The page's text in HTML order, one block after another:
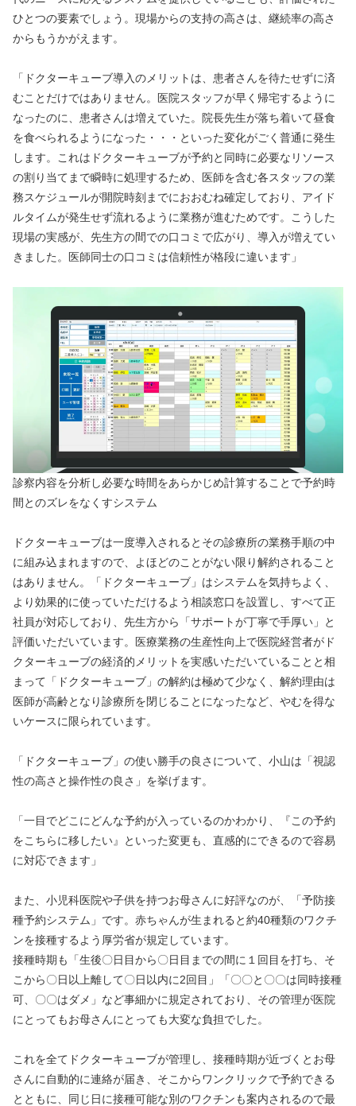
ひとつの要素でしょう。現場からの支持の高さは、継続率の高さ
からもうかがえます。
「ドクターキューブ導入のメリットは、患者さんを待たせずに済
むことだけではありません。医院スタッフが早く帰宅するように
なったのに、患者さんは増えていた。院長先生が落ち着いて昼食
を食べられるようになった・・・といった変化がごく普通に発生
します。これはドクターキューブが予約と同時に必要なリソース
の割り当てまで瞬時に処理するため、医師を含む各スタッフの業
務スケジュールが開院時刻までにおおむね確定しており、アイド
ルタイムが発生せず流れるように業務が進むためです。こうした
現場の実感が、先生方の間での口コミで広がり、導入が増えてい
きました。医師同士の口コミは信頼性が格段に違います」
診察内容を分析し必要な時間をあらかじめ計算することで予約時
間とのズレをなくすシステム
ドクターキューブは一度導入されるとその診療所の業務手順の中
に組み込まれますので、よほどのことがない限り解約されること
はありません。「ドクターキューブ」はシステムを気持ちよく、
より効果的に使っていただけるよう相談窓口を設置し、すべて正
社員が対応しており、先生方から「サポートが丁寧で手厚い」と
評価いただいています。医療業務の生産性向上で医院経営者がド
クターキューブの経済的メリットを実感いただいていることと相
まって「ドクターキューブ」の解約は極めて少なく、解約理由は
医師が高齢となり診療所を閉じることになったなど、やむを得な
いケースに限られています。
「ドクターキューブ」の使い勝手の良さについて、小山は「視認
性の高さと操作性の良さ」を挙げます。
「一目でどこにどんな予約が入っているのかわかり、『この予約
をこちらに移したい』といった変更も、直感的にできるので容易
に対応できます」
また、小児科医院や子供を持つお母さんに好評なのが、「予防接
種予約システム」です。赤ちゃんが生まれると約40種類のワクチ
ンを接種するよう厚労省が規定しています。
接種時期も「生後〇日目から〇日目までの間に１回目を打ち、そ
こから〇日以上離して〇日以内に2回目」「〇〇と〇〇は同時接種
可、〇〇はダメ」など事細かに規定されており、その管理が医院
にとってもお母さんにとっても大変な負担でした。
これを全てドクターキューブが管理し、接種時期が近づくとお母
さんに自動的に連絡が届き、そこからワンクリックで予約できる
とともに、同じ日に接種可能な別のワクチンも案内されるので最